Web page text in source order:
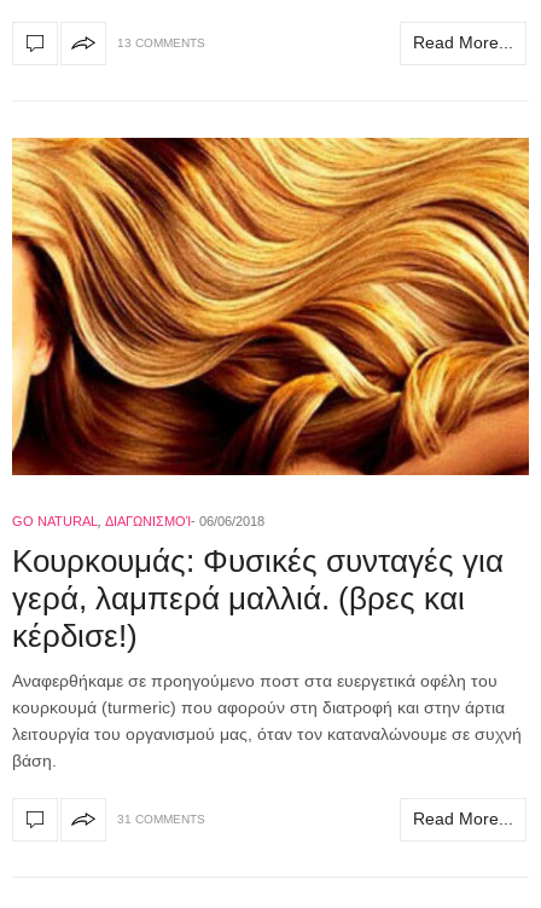
13 COMMENTS Read More...
GO NATURAL ΔΙΑΓΩΝΙΣΜΟΊ 06/06/2018
Κουρκουμάς: Φυσικές συνταγές για
γερά, λαμπερά μαλλιά. (βρες και
κέρδισε!)
Αναφερθήκαμε σε προηγούμενο ποστ στα ευεργετικά οφέλη του
κουρκουμά (turmeric) που αφορούν στη διατροφή και στην άρτια
λειτουργία του οργανισμού μας, όταν τον καταναλώνουμε σε συχνή
βάση.
31 COMMENTS Read More...